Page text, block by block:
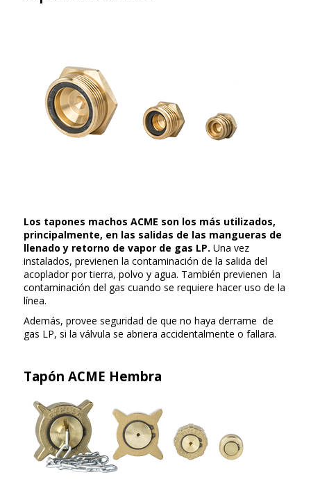
Los tapones machos ACME son los más utilizados,
principalmente, en las salidas de las mangueras de
llenado y retorno de vapor de gas LP. Una vez
instalados, previenen la contaminación de la salida del
acoplador por tierra, polvo y agua. También previenen la
contaminación del gas cuando se requiere hacer uso de la
línea.
Además, provee seguridad de que no haya derrame de
gas LP, si la válvula se abriera accidentalmente o fallara.
Tapón ACME Hembra